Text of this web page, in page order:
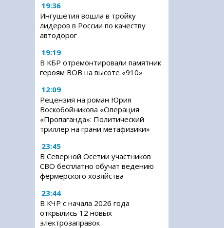
19:36
Ингушетия вошла в тройку
лидеров в России по качеству
автодорог
19:19
В КБР отремонтировали памятник
героям ВОВ на высоте «910»
12:09
Рецензия на роман Юрия
Воскобойникова «Операция
«Пропаганда»: Политический
триллер на грани метафизики»
23:45
В Северной Осетии участников
СВО бесплатно обучат ведению
фермерского хозяйства
23:44
В КЧР с начала 2026 года
открылись 12 новых
электрозаправок